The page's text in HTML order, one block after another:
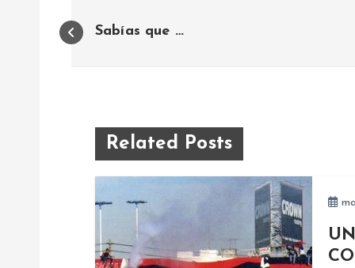
N
Sabías que …
Related Posts